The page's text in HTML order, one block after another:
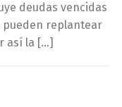
deudas vencidas
pueden replantear
así la […]